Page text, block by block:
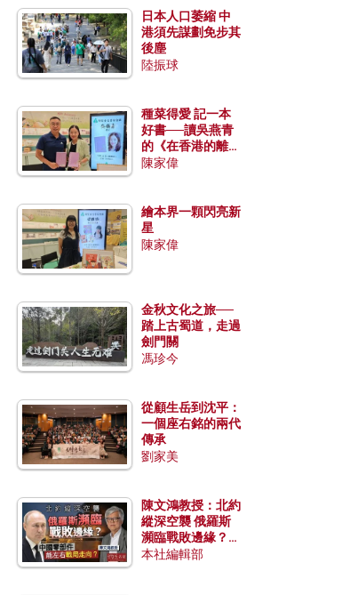
日本人口萎縮 中
港須先謀劃免步其
後塵
陸振球
種菜得愛 記一本
好書──讀吳燕青
的《在香港的離島
種菜》
陳家偉
繪本界一顆閃亮新
星
陳家偉
金秋文化之旅──
踏上古蜀道，走過
劍門關
馮珍今
從顧生岳到沈平：
一個座右銘的兩代
傳承
劉家美
陳文鴻教授：北約
縱深空襲 俄羅斯
瀕臨戰敗邊緣？中
國零部件能左右戰
本社編輯部